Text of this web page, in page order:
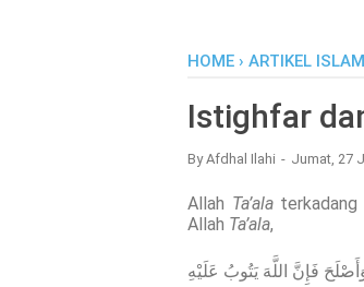
HOME › ARTIKEL
Istighfar
ByAfdhal Ilahi Jumat, 27
Allah Ta’alaterkadang
Allah Ta’ala,
فَإِنَّ اللَّهَ يَتُوبُ عَلَيْهِ